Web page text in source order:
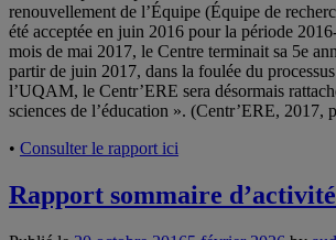
renouvellement de l’Équipe (Équipe de
été acceptée en juin 2016 pour la période
mois de mai 2017, le Centre terminait sa 5e
partir de juin 2017, dans la foulée du
l’UQAM, le Centr’ERE sera désormais
sciences de l’éducation ». (Centr’ERE, 2017,
• Consulter le rapport ici
Rapport sommaire